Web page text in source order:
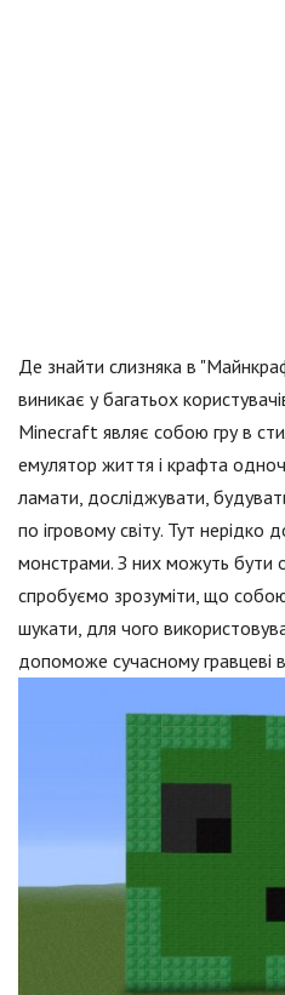
Де знайти слизняка в
виникає у багатьох
Minecraft являє собою гру в
емулятор життя і крафта
ламати, досліджувати,
по ігровому світу. Тут нерідко
монстрами. З них можуть бути
спробуємо зрозуміти, що
шукати, для чого
допоможе сучасному гравцеві